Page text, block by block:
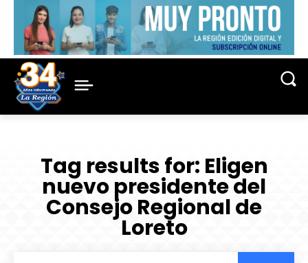
Tag results for: Eligen
nuevo presidente del
Consejo Regional de
Loreto